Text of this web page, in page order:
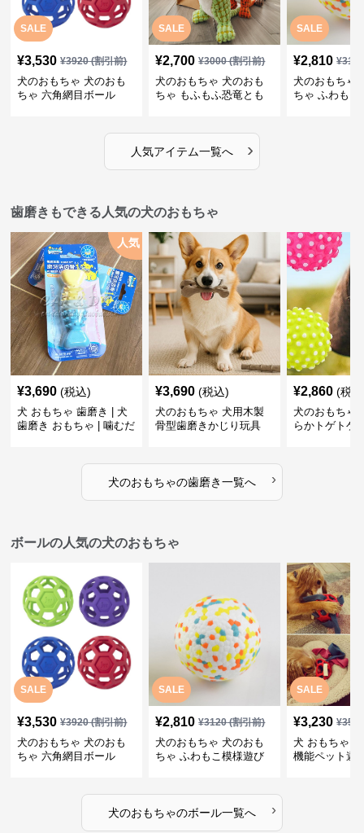
SALE
¥3,530 ¥3920(割引前)
犬のおもちゃ 犬のおも
ちゃ 六角網目ボール
SALE
¥2,700 ¥3000(割引前)
犬のおもちゃ 犬のおも
ちゃ もふもふ恐竜とも
SALE
¥2,810 ¥
犬のおもちゃ
ちゃ ふわもこ
人気アイテム一覧へ ›
歯磨きもできる人気の犬のおもちゃ
人気
¥3,690 (税込)
犬 おもちゃ 歯磨き | 犬
歯磨き おもちゃ | 噛むだ
¥3,690 (税込)
犬のおもちゃ 犬用木製
骨型歯磨きかじり玩具
¥2,860 (税
犬のおもちゃ
らかトゲトゲ
犬のおもちゃの歯磨き一覧へ ›
ボールの人気の犬のおもちゃ
SALE
¥3,530 ¥3920(割引前)
犬のおもちゃ 犬のおも
ちゃ 六角網目ボール
SALE
¥2,810 ¥3120(割引前)
犬のおもちゃ 犬のおも
ちゃ ふわもこ模様遊び
SALE
¥3,230 ¥
犬 おもちゃ
機能ペット遊
犬のおもちゃのボール一覧へ ›